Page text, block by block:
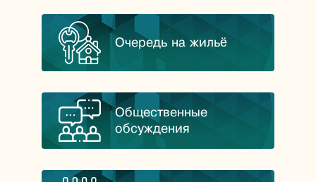
Очередь на жильё
Общественные
обсуждения